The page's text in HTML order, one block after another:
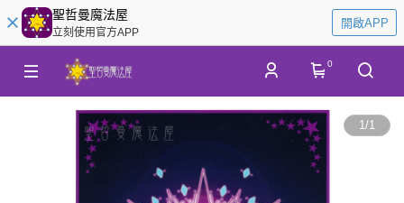
聖哲曼魔法屋
立刻使用官方APP
開啟APP
0
1/1